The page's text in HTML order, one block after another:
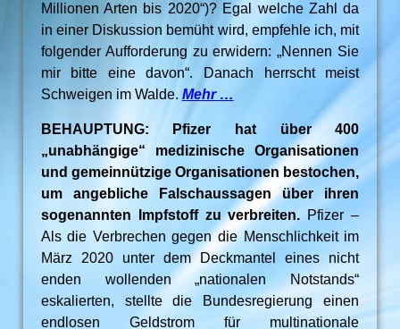
Millionen Arten bis 2020“)? Egal welche Zahl da
in einer Diskussion bemüht wird, empfehle ich, mit
folgender Aufforderung zu erwidern: „Nennen Sie
mir bitte eine davon“. Danach herrscht meist
Schweigen im Walde. Mehr …
BEHAUPTUNG: Pfizer hat über 400
„unabhängige“ medizinische Organisationen
und gemeinnützige Organisationen bestochen,
um angebliche Falschaussagen über ihren
sogenannten Impfstoff zu verbreiten. Pfizer –
Als die Verbrechen gegen die Menschlichkeit im
März 2020 unter dem Deckmantel eines nicht
enden wollenden „nationalen Notstands“
eskalierten, stellte die Bundesregierung einen
endlosen Geldstrom für multinationale